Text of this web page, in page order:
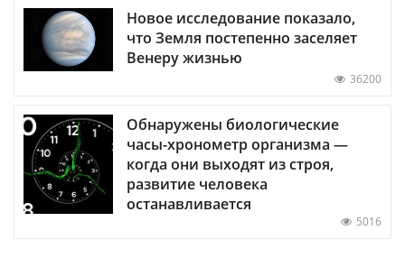
Новое исследование показало,
что Земля постепенно заселяет
Венеру жизнью
36200
Обнаружены биологические
часы-хронометр организма —
когда они выходят из строя,
развитие человека
останавливается
5016